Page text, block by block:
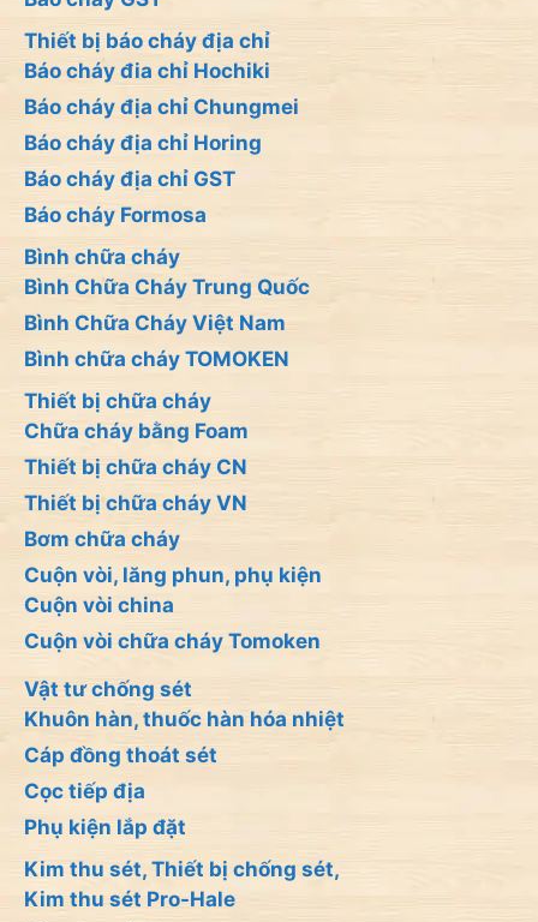
Thiết bị báo cháy địa chỉ
Báo cháy đia chỉ Hochiki
Báo cháy địa chỉ Chungmei
Báo cháy địa chỉ Horing
Báo cháy địa chỉ GST
Báo cháy Formosa
Bình chữa cháy
Bình Chữa Cháy Trung Quốc
Bình Chữa Cháy Việt Nam
Bình chữa cháy TOMOKEN
Thiết bị chữa cháy
Chữa cháy bằng Foam
Thiết bị chữa cháy CN
Thiết bị chữa cháy VN
Bơm chữa cháy
Cuộn vòi, lăng phun, phụ kiện
Cuộn vòi china
Cuộn vòi chữa cháy Tomoken
Vật tư chống sét
Khuôn hàn, thuốc hàn hóa nhiệt
Cáp đồng thoát sét
Cọc tiếp địa
Phụ kiện lắp đặt
Kim thu sét, Thiết bị chống sét,
Kim thu sét Pro-Hale